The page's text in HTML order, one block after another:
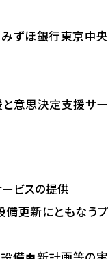
ずほ銀行東京中央
意思決定支援サー
ービスの提供
備更新にともなうプ